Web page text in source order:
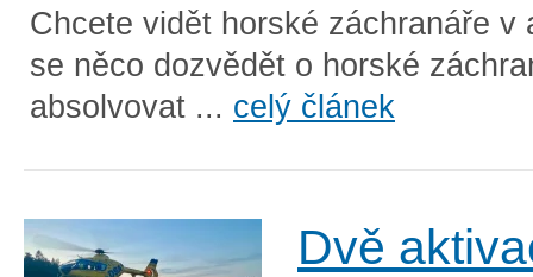
Chcete vidět horské záchranáře v
se něco dozvědět o horské
absolvovat ... celý článek
Dvě